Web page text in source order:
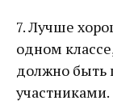
7. Лучше
одном
должно быть
участниками.